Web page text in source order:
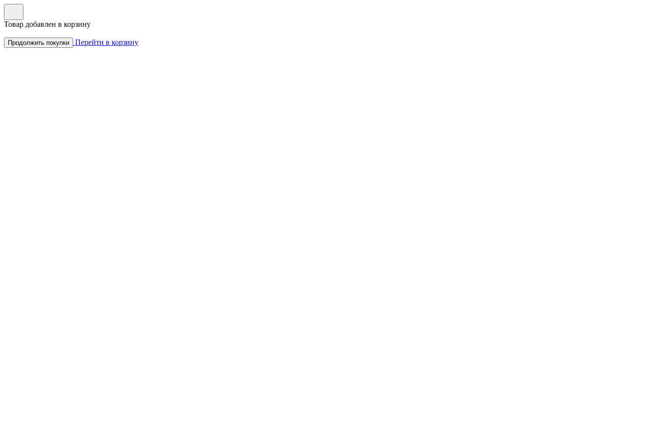
Товар добавлен в корзину
Продолжить покупки Перейти в корзину